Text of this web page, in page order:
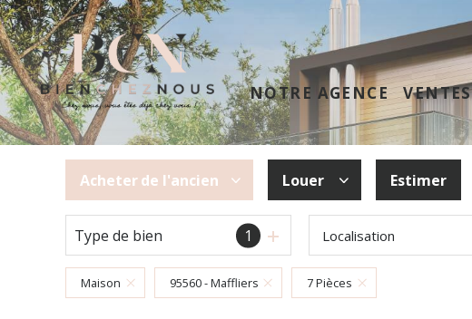
NOTRE AGENCE VENTES
Acheterde l'ancien
De l'ancien
Louer
à l'année
Estimer
Type de bien 1 Localisation
Maison 95560 - Maffliers 7 Pièces